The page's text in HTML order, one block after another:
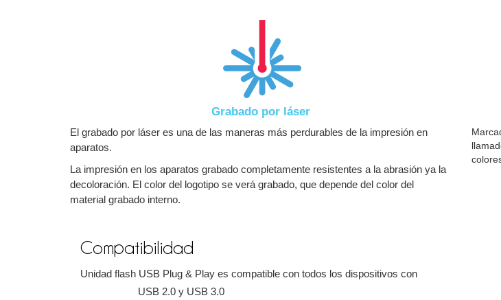
Grabado por láser
El grabado por láser es una de las maneras más perdurables de la impresión en
aparatos.
La impresión en los aparatos grabado completamente resistentes a la abrasión ya la
decoloración. El color del logotipo se verá grabado, que depende del color del
material grabado interno.
Compatibilidad
Unidad flash USB Plug & Play es compatible con todos los dispositivos con
USB 2.0 y USB 3.0